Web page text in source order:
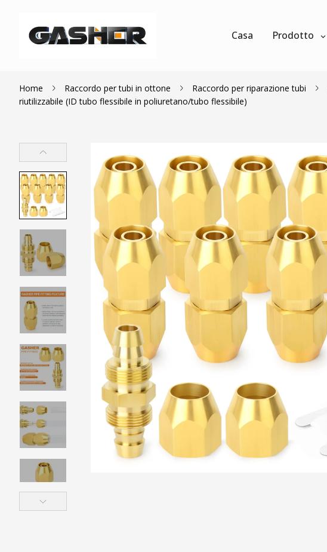
Casa Prodotto
Home Raccordo per tubi in ottone Raccordo per riparazione tubi
riutilizzabile (ID tubo flessibile in poliuretano/tubo flessibile)